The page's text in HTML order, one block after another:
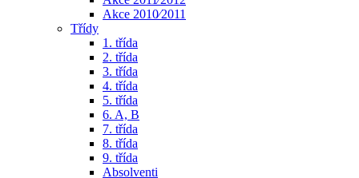
Akce 2010⁄2011
Třídy
1. třída
2. třída
3. třída
4. třída
5. třída
6. A, B
7. třída
8. třída
9. třída
Absolventi